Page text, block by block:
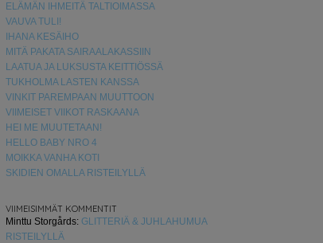
ELÄMÄN IHMEITÄ TALTIOIMASSA
VAUVA TULI!
IHANA KESÄIHO
MITÄ PAKATA SAIRAALAKASSIIN
LAATUA JA LUKSUSTA KEITTIÖSSÄ
TUKHOLMA LASTEN KANSSA
VINKIT PAREMPAAN MUUTTOON
VIIMEISET VIIKOT RASKAANA
HEI ME MUUTETAAN!
HELLO BABY NRO 4
MOIKKA VANHA KOTI
SKIDIEN OMALLA RISTEILYLLÄ
VIIMEISIMMÄT KOMMENTIT
Minttu Storgårds: GLITTERIÄ & JUHLAHUMUA
RISTEILYLLÄ